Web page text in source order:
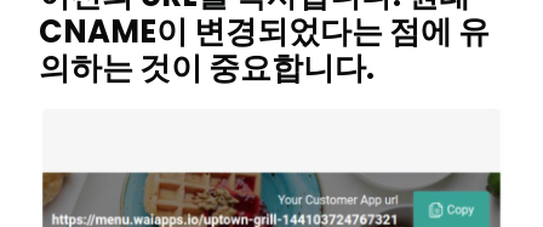
CNAME이 변경되었다는 점에 유
의하는 것이 중요합니다.